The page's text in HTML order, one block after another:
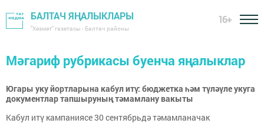
БАЛТАЧ ЯҢАЛЫКЛАРЫ
"Хезмәт" газетасы - Балтач районы
16+
Мәгариф рубрикасы буенча яңалыклар
Югары уку йортларына кабул итү: бюджетка һәм түләүле укуга
документлар тапшыруның тәмамлану вакыты
Кабул итү кампаниясе 30 сентябрьдә тәмамланачак